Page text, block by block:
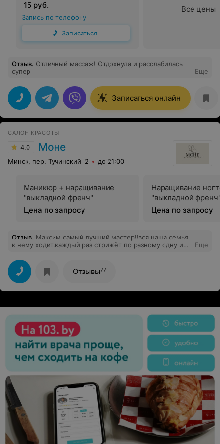
15 руб.
Запись по телефону
Записаться
Все цены
Отзыв. Отличный массаж! Отдохнула и расслабилась
супер
Еще
Записаться онлайн
САЛОН КРАСОТЫ
4.0 Моне
Минск, пер. Тучинский, 2 до 21:00
Маникюр + наращивание
"выкладной френч"
Цена по запросу
Наращивание
"выкладной
Цена по запросу
Отзыв. Максим самый лучший мастер!!вся наша семья
к нему ходит.каждый раз стрижёт по разному одну и
Еще
Отзывы77